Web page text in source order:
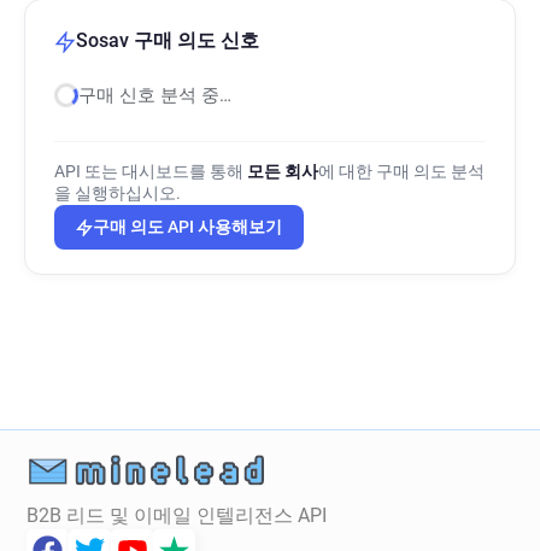
Sosav 구매 의도 신호
구매 신호 분석 중…
API 또는 대시보드를 통해 모든 회사에 대한 구매 의도 분석
을 실행하십시오.
구매 의도 API 사용해보기
B2B 리드 및 이메일 인텔리전스 API